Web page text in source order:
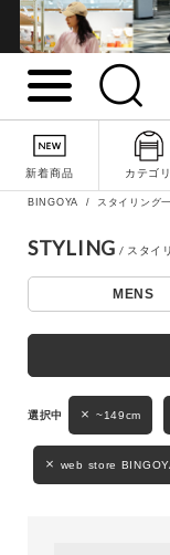
新着商品 カテゴリ
キーワード
性別
MENS
BINGOYA スタイリング
STYLING
MENS
~149cm
web store